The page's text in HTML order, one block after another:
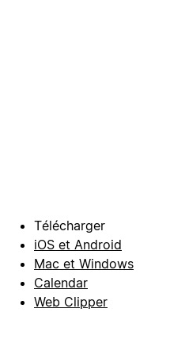
Télécharger
iOS et Android
Mac et Windows
Calendar
Web Clipper